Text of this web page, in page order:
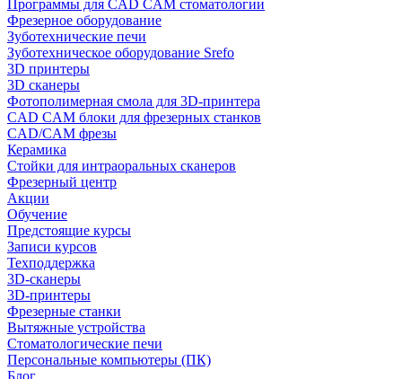
Программы для CAD CAM стоматологии
Фрезерное оборудование
Зуботехнические печи
Зуботехническое оборудование Srefo
3D принтеры
3D сканеры
Фотополимерная смола для 3D-принтера
CAD CAM блоки для фрезерных станков
CAD/CAM фрезы
Керамика
Стойки для интраоральных сканеров
Фрезерный центр
Акции
Обучение
Предстоящие курсы
Записи курсов
Техподдержка
3D-сканеры
3D-принтеры
Фрезерные станки
Вытяжные устройства
Стоматологические печи
Персональные компьютеры (ПК)
Блог